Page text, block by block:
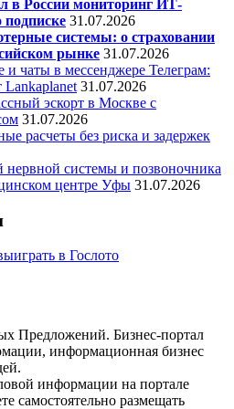
в России мониторинг ИТ-
31.07.2026
системы: о страховании
рынке 31.07.2026
чаты в мессенджере Телеграм:
Lankaplanet 31.07.2026
эскорт в Москве с
31.07.2026
расчеты без риска и задержек
нервной системы и позвоночника
центре Уфы 31.07.2026
в Гослото
Предложений. Бизнес-портал
информационная бизнес
информации на портале
самостоятельно размещать